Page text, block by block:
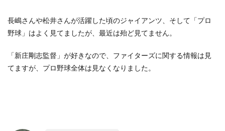
長嶋さんや松井さんが活躍した頃のジャイアンツ、そして「プロ
野球」はよく見てましたが、最近は殆ど見てません。
「新庄剛志監督」が好きなので、ファイターズに関する情報は見
てますが、プロ野球全体は見なくなりました。